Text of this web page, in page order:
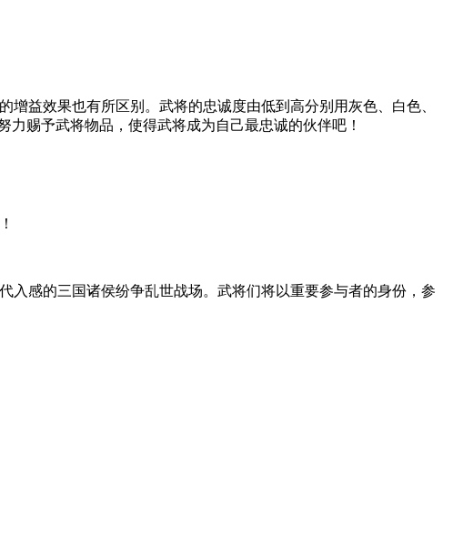
益效果也有所区别。武将的忠诚度由低到高分别用灰色、白色、
赐予武将物品，使得武将成为自己最忠诚的伙伴吧！
入感的三国诸侯纷争乱世战场。武将们将以重要参与者的身份，参